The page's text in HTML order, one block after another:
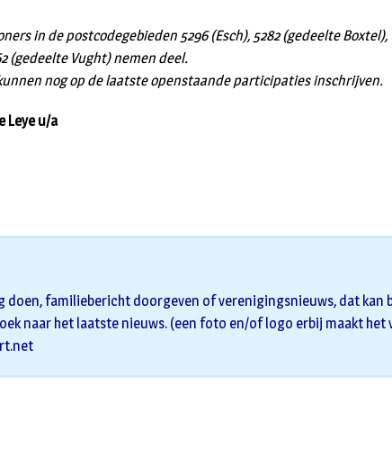
in de postcodegebieden 5296 (Esch), 5282 (gedeelte Boxtel),
(gedeelte Vught) nemen deel.
nog op de laatste openstaande participaties inschrijven.
Leye u/a
doen, familiebericht doorgeven of verenigingsnieuws, dat kan
naar het laatste nieuws. (een foto en/of logo erbij maakt het